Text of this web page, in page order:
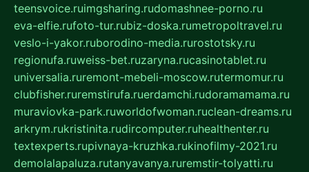
teensvoice.ruimgsharing.rudomashnee-porno.ru
eva-elfie.rufoto-tur.rubiz-doska.rumetropoltravel.ru
veslo-i-yakor.ruborodino-media.rurostotsky.ru
regionufa.ruweiss-bet.ruzaryna.rucasinotablet.ru
universalia.ruremont-mebeli-moscow.rutermomur.ru
clubfisher.ruremstirufa.ruerdamchi.rudoramamama.ru
muraviovka-park.ruworldofwoman.ruclean-dreams.ru
arkrym.rukristinita.rudircomputer.ruhealthenter.ru
textexperts.rupivnaya-kruzhka.rukinofilmy-2021.ru
demolalapaluza.rutanyavanya.ruremstir-tolyatti.ru